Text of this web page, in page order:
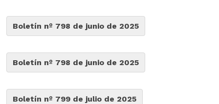
Boletín nº 798 de junio de 2025
Boletín nº 798 de junio de 2025
Boletín nº 799 de julio de 2025